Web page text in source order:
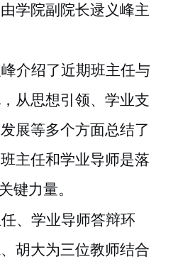
学院副院长逯义峰主
介绍了近期班主任与
从思想引领、学业支
展等多个方面总结了
主任和学业导师是落
键力量。
、学业导师答辩环
胡大为三位教师结合